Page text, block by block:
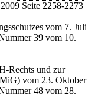
Seite 2258-2273
vom 7. Juli
39 vom 10.
Rechts und zur
vom 23. Oktober
48 vom 28.